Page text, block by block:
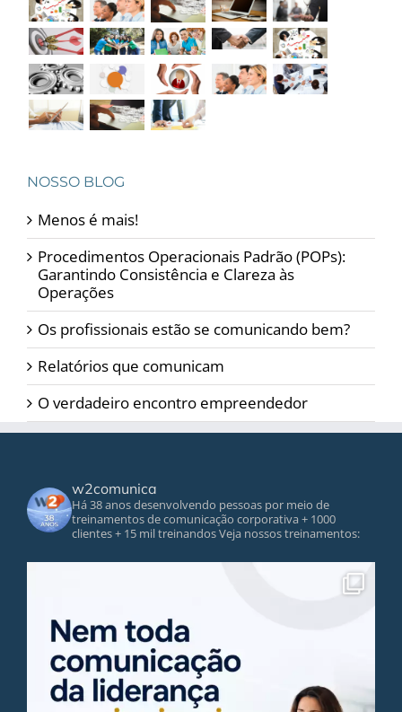
NOSSO BLOG
Menos é mais!
Procedimentos Operacionais Padrão (POPs):
Garantindo Consistência e Clareza às
Operações
Os profissionais estão se comunicando bem?
Relatórios que comunicam
O verdadeiro encontro empreendedor
w2comunica
Há 38 anos desenvolvendo pessoas por meio de
treinamentos de comunicação corporativa+ 1000
clientes+ 15 mil treinandosVeja nossos treinamentos: